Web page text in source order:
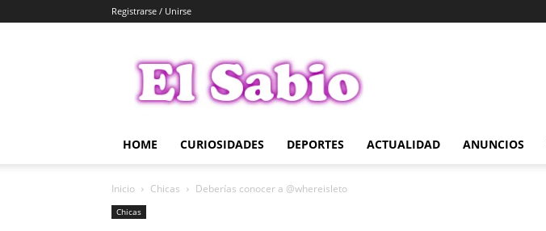
Registrarse / Unirse
Sabio
HOME CURIOSIDADES DEPORTES ACTUALIDAD ANUNCIOS
Inicio Chicas Deberías conocer a @whereisleto
Chicas